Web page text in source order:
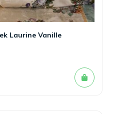
Laurine Vanille